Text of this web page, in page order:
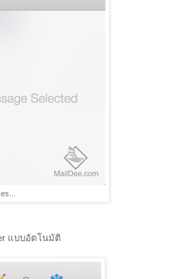
แบบอัตโนมัติ